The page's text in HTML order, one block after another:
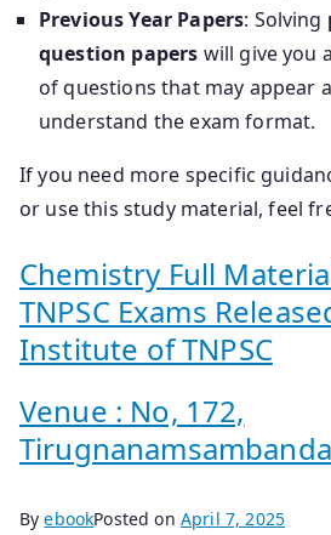
Previous Year Papers: Solving
question papers will give you
of questions that may appear
understand the exam format.
If you need more specific
or use this study material, feel
Chemistry Full
TNPSC Exams
Institute of TNPSC
Venue : No, 172,
ByebookPosted on April 7, 2025